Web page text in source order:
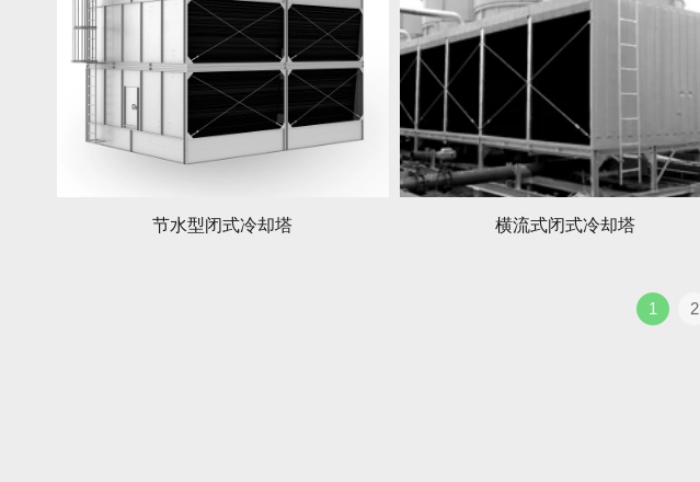
节水型闭式冷却塔 横流式闭式冷却塔
1 2